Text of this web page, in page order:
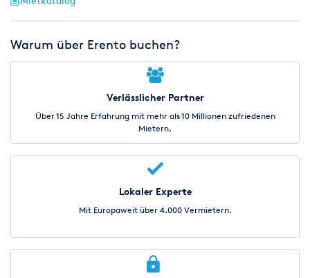
Warum über Erento buchen?
Verlässlicher Partner
Über 15 Jahre Erfahrung mit mehr als 10 Millionen zufriedenen
Mietern.
Lokaler Experte
Mit Europaweit über 4.000 Vermietern.